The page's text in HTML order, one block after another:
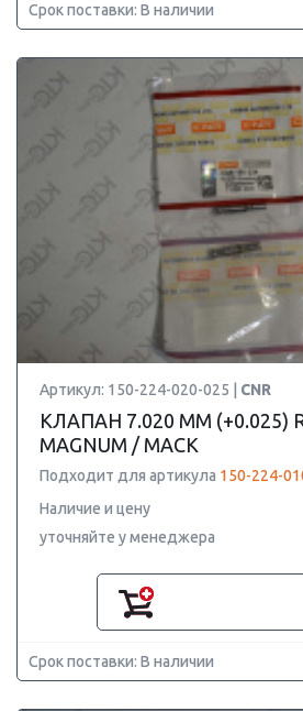
Срок поставки: В наличии
Артикул: 150-224-020-025 | CNR
КЛАПАН 7.020 ММ (+0.025)
MAGNUM / MACK
Подходит для артикула 150-224-
Наличие и цену
уточняйте у менеджера
Срок поставки: В наличии